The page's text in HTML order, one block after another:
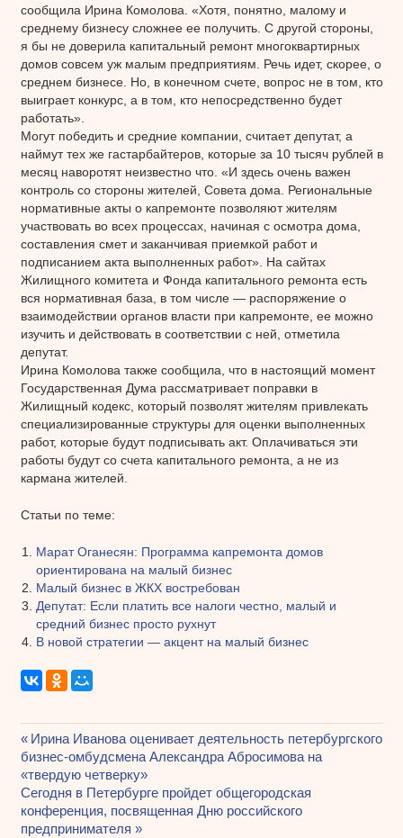
сообщила Ирина Комолова. «Хотя, понятно, малому и
среднему бизнесу сложнее ее получить. С другой стороны,
я бы не доверила капитальный ремонт многоквартирных
домов совсем уж малым предприятиям. Речь идет, скорее, о
среднем бизнесе. Но, в конечном счете, вопрос не в том, кто
выиграет конкурс, а в том, кто непосредственно будет
работать».
Могут победить и средние компании, считает депутат, а
наймут тех же гастарбайтеров, которые за 10 тысяч рублей в
месяц наворотят неизвестно что. «И здесь очень важен
контроль со стороны жителей, Совета дома. Региональные
нормативные акты о капремонте позволяют жителям
участвовать во всех процессах, начиная с осмотра дома,
составления смет и заканчивая приемкой работ и
подписанием акта выполненных работ». На сайтах
Жилищного комитета и Фонда капитального ремонта есть
вся нормативная база, в том числе — распоряжение о
взаимодействии органов власти при капремонте, ее можно
изучить и действовать в соответствии с ней, отметила
депутат.
Ирина Комолова также сообщила, что в настоящий момент
Государственная Дума рассматривает поправки в
Жилищный кодекс, который позволят жителям привлекать
специализированные структуры для оценки выполненных
работ, которые будут подписывать акт. Оплачиваться эти
работы будут со счета капитального ремонта, а не из
кармана жителей.
Статьи по теме:
Марат Оганесян: Программа капремонта домов
ориентирована на малый бизнес
Малый бизнес в ЖКХ востребован
Депутат: Если платить все налоги честно, малый и
средний бизнес просто рухнут
В новой стратегии — акцент на малый бизнес
Навигация
по
записям
Предыдущая
запись:
Ирина Иванова оценивает деятельность петербургского
бизнес-омбудсмена Александра Абросимова на
«твердую четверку»
Следующая
запись:
Сегодня в Петербурге пройдет общегородская
конференция, посвященная Дню российского
предпринимателя